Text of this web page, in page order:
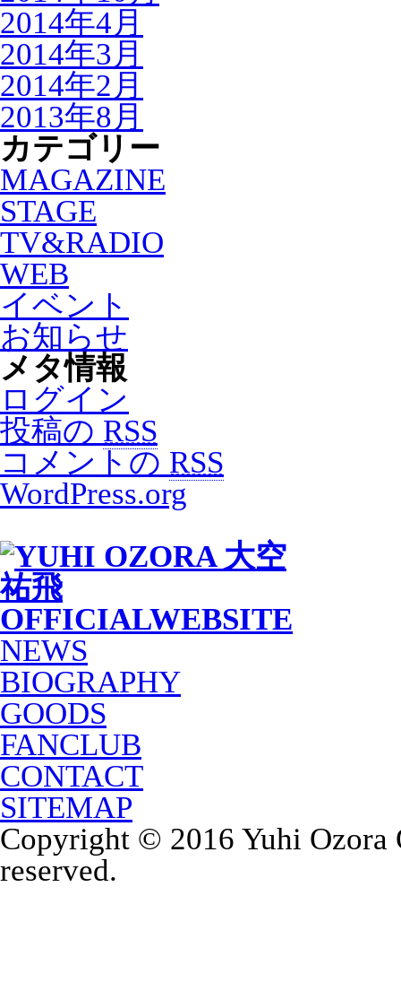
2014年4月
2014年3月
2014年2月
2013年8月
カテゴリー
MAGAZINE
STAGE
TV&RADIO
WEB
イベント
お知らせ
メタ情報
ログイン
投稿の RSS
コメントの RSS
WordPress.org
NEWS
BIOGRAPHY
GOODS
FANCLUB
CONTACT
SITEMAP
Copyright © 2016 Yuhi
reserved.